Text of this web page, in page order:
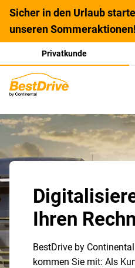
Sicher in den Urlaub
unseren Sommeraktionen!
Privatkunde
Ihren
BestDrive by
kommen Sie mit: Als